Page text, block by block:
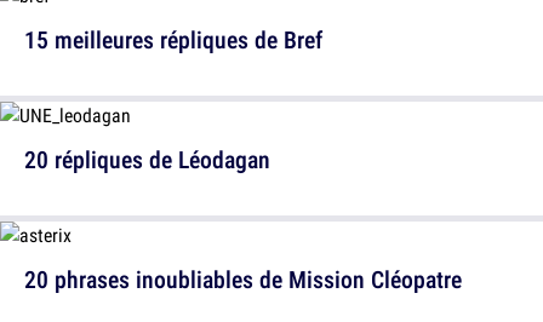
15 meilleures répliques de Bref
20 phrases inoubliables de Mission Cléopatre
20 répliques de Léodagan